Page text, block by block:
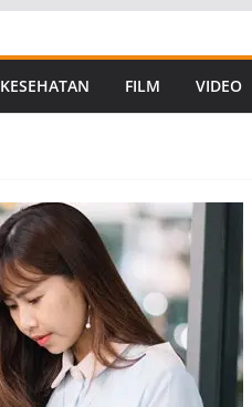
KESEHATAN FILM VIDEO